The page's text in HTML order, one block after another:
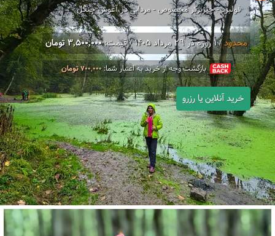
فولبرد - چیزبرگر مخصوص - مردابی در آغوش جنگل
محدود/ 1 روزه در 29 مرداد 1405 / قیمت: 3,500,000 تومان
بازگشت وجه از خرید به اعتبار شما:700,000تومان
خرید آنلاین یا رزرو